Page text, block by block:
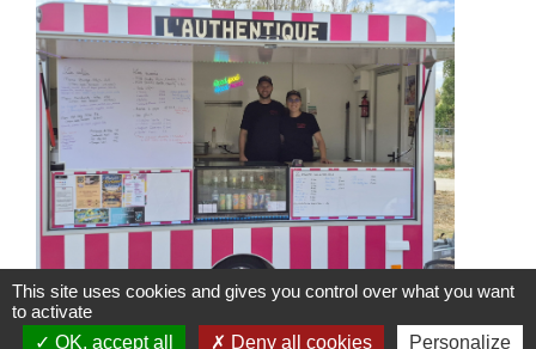
Food Truck l'Authentique à
This site uses cookies and gives you control over what you want
to activate
OK, accept all
Deny all cookies Personalize